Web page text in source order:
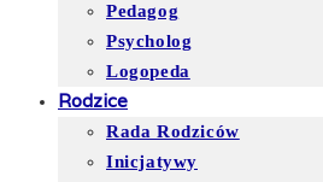
Pedagog
Psycholog
Logopeda
Rodzice
Rada Rodziców
Inicjatywy